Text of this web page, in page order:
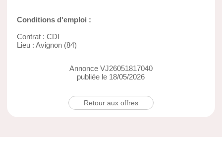
Conditions d'emploi :
Contrat : CDI
Lieu : Avignon (84)
Annonce VJ26051817040
publiée le 18/05/2026
Retour aux offres